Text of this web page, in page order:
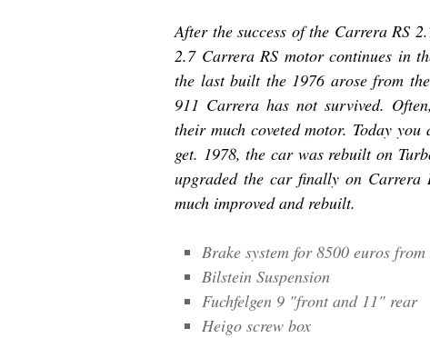
After the success of the Carrera RS
2.7 Carrera RS motor continues in
the last built the 1976 arose from
911 Carrera has not survived.
their much coveted motor. Today
get. 1978, the car was rebuilt on
upgraded the car finally on Carrera
much improved and rebuilt.
Brake system for 8500 euros
Bilstein Suspension
Fuchfelgen 9 "front and 11" rear
Heigo screw box